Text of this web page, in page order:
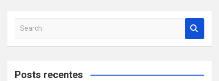
a
c
Posts recentes